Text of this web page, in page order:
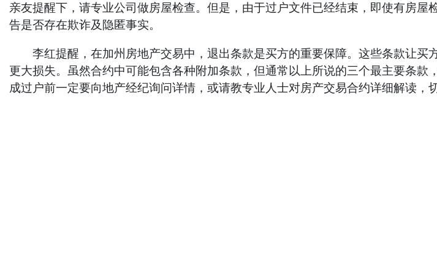
亲友提醒下，请专业公司做房屋检查。但是，由于过户文件已经结束，即使有房
告是否存在欺诈及隐匿事实。
李红提醒，在加州房地产交易中，退出条款是买方的重要保障。这些条款让买
更大损失。虽然合约中可能包含各种附加条款，但通常以上所说的三个最主要条
成过户前一定要向地产经纪询问详情，或请教专业人士对房产交易合约详细解读，